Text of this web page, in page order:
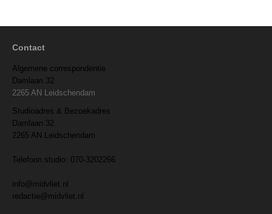
Contact
Algemene correspondentie
Damlaan 32
2265 AN Leidschendam
Studioadres & Bezoekadres
Damlaan 32
2265 AN Leidschendam
Telefoon studio: 070-3202266
info@midvliet.nl
redactie@midvliet.nl